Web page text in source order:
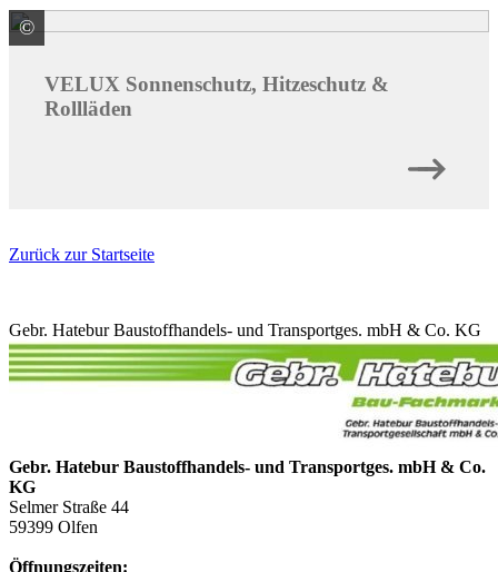
© VELUX Deutschland GmbH
VELUX Sonnenschutz, Hitzeschutz &
Rollläden
Zurück zur Startseite
Gebr. Hatebur Baustoffhandels- und Transportges. mbH & Co. KG
Gebr. Hatebur Baustoffhandels- und Transportges. mbH & Co.
KG
Selmer Straße 44
59399 Olfen
Öffnungszeiten: